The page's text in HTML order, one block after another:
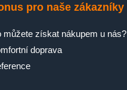
pro naše zákazníky
můžete získat nákupem u nás?
doprava